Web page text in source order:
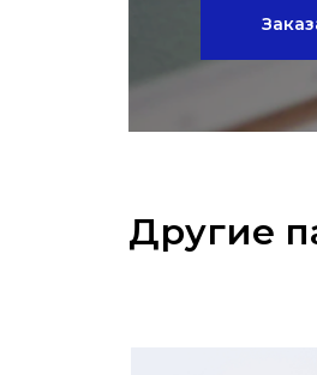
Другие